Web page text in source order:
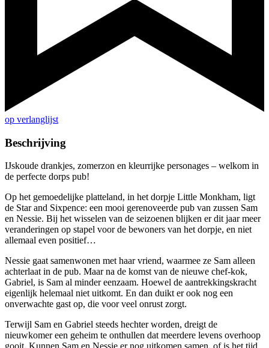
op verlanglijst
Beschrijving
IJskoude drankjes, zomerzon en kleurrijke personages – welkom in
de perfecte dorps pub!
Op het gemoedelijke platteland, in het dorpje Little Monkham, ligt
de Star and Sixpence: een mooi gerenoveerde pub van zussen Sam
en Nessie. Bij het wisselen van de seizoenen blijken er dit jaar meer
veranderingen op stapel voor de bewoners van het dorpje, en niet
allemaal even positief…
Nessie gaat samenwonen met haar vriend, waarmee ze Sam alleen
achterlaat in de pub. Maar na de komst van de nieuwe chef-kok,
Gabriel, is Sam al minder eenzaam. Hoewel de aantrekkingskracht
eigenlijk helemaal niet uitkomt. En dan duikt er ook nog een
onverwachte gast op, die voor veel onrust zorgt.
Terwijl Sam en Gabriel steeds hechter worden, dreigt de
nieuwkomer een geheim te onthullen dat meerdere levens overhoop